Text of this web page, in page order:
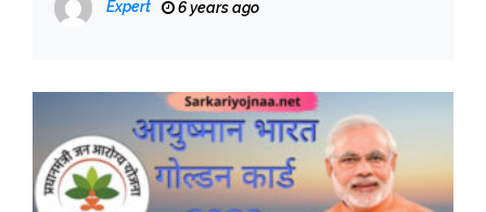
Expert 6 years ago